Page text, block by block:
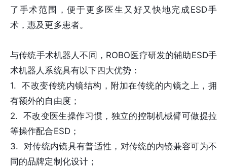
了手术范围，便于更多医生又好又快地完成ESD手
术，惠及更多患者。
与传统手术机器人不同，ROBO医疗研发的辅助ESD手
术机器人系统具有以下四大优势：
1. 不改变传统内镜结构，附加在传统的内镜之上，拥
有额外的自由度；
2. 不改变医生操作习惯，独立的控制机械臂可做提拉
等操作配合ESD；
3. 对传统内镜具有普适性，对传统的内镜兼容可为不
同的品牌定制化设计；